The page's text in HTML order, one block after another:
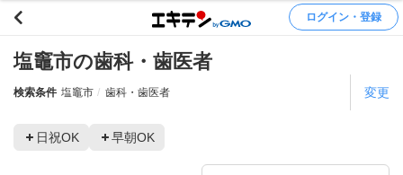
ログイン・登録
塩竈市の歯科・歯医者
検索条件 塩竈市 歯科・歯医者 変更
日祝OK 早朝OK